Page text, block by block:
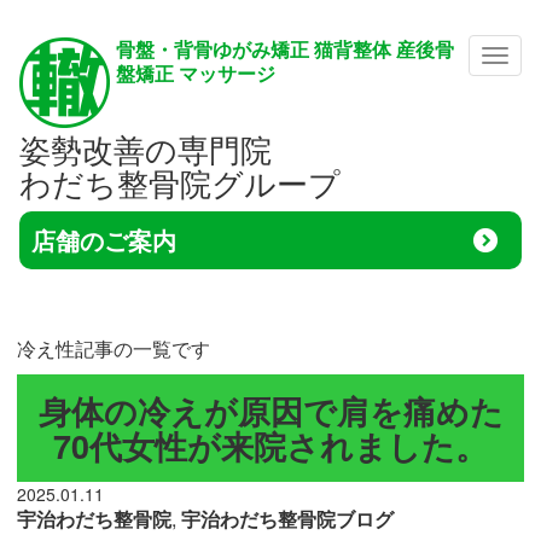
メニ
骨盤・背骨ゆがみ矯正 猫背整体 産後骨
盤矯正 マッサージ
姿勢改善の専門院
わだち整骨院グループ
店舗のご案内
冷え性記事の一覧です
身体の冷えが原因で肩を痛めた
70代女性が来院されました。
2025.01.11
宇治わだち整骨院, 宇治わだち整骨院ブログ